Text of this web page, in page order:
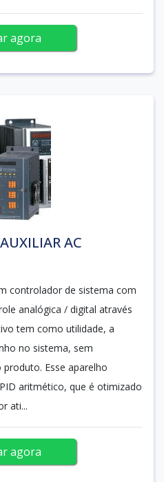
agora
AC
controlador de sistema com
analógica / digital através
tem como utilidade, a
no sistema, sem
Esse aparelho
aritmético, que é otimizado
ati...
agora